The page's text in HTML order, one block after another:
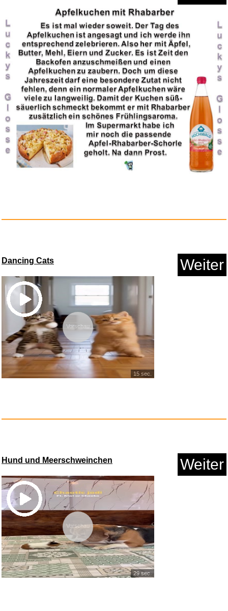
Iron Man - Trilogie [Blu-ray] ...
Anzeige
Star Wars: The Clone Wars
(zur...
Dancing Cats Weiter
Vorschau
15 sec.
Hund und Meerschweinchen Weiter
Vorschau
29 sec.